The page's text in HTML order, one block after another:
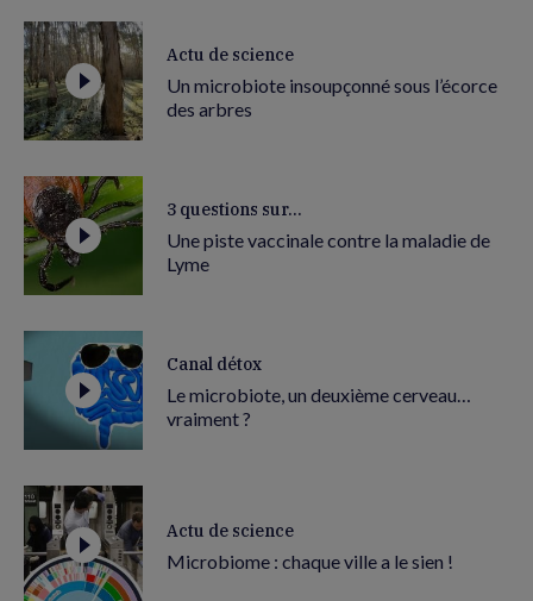
Actu de science
Un microbiote insoupçonné sous l’écorce
des arbres
3 questions sur...
Une piste vaccinale contre la maladie de
Lyme
Canal détox
Le microbiote, un deuxième cerveau…
vraiment ?
Actu de science
Microbiome : chaque ville a le sien !